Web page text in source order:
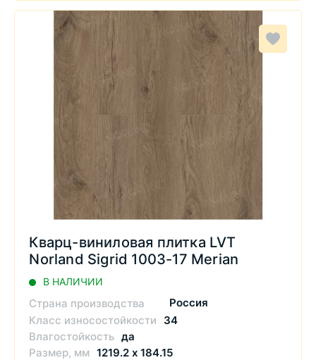
Кварц-виниловая плитка LVT
Norland Sigrid 1003-17 Merian
В НАЛИЧИИ
Страна производства
Россия
Класс износостойкости
34
Влагостойкость да
Размер, мм 1219.2 х 184.15